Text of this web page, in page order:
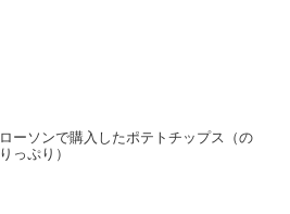
ローソンで購入したポテトチップス（の
りっぷり）